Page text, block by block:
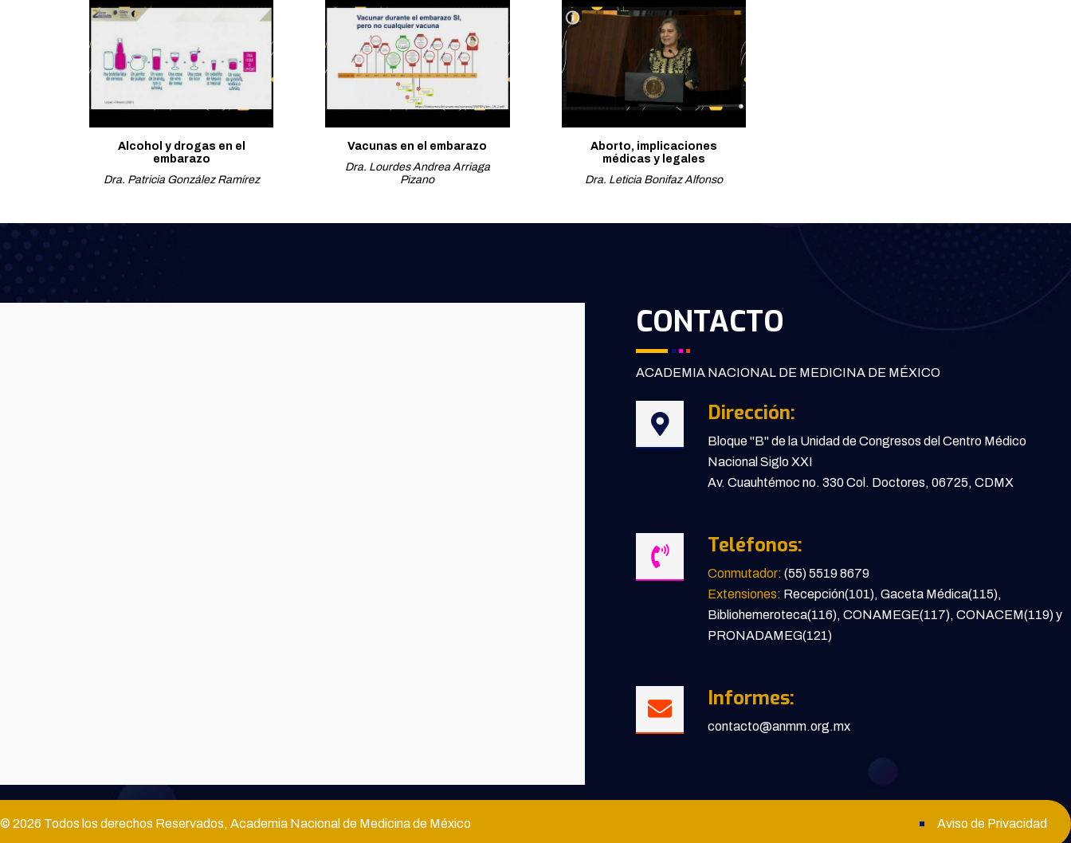
Alcohol y drogas en el
embarazo
Dra. Patricia González Ramírez
Vacunas en el embarazo
Dra. Lourdes Andrea Arriaga
Pizano
Aborto, implicaciones
médicas y legales
Dra. Leticia Bonifaz Alfonso
CONTACTO
ACADEMIA NACIONAL DE MEDICINA DE MÉXICO
Dirección:
Bloque "B" de la Unidad de Congresos del Centro Médico
Nacional Siglo XXI
Av. Cuauhtémoc no. 330 Col. Doctores, 06725, CDMX
Teléfonos:
Conmutador: (55) 5519 8679
Extensiones: Recepción(101), Gaceta Médica(115),
Bibliohemeroteca(116), CONAMEGE(117), CONACEM(119) y
PRONADAMEG(121)
Informes:
contacto@anmm.org.mx
Aviso de Privacidad
© 2026 Todos los derechos Reservados, Academia Nacional de Medicina de México